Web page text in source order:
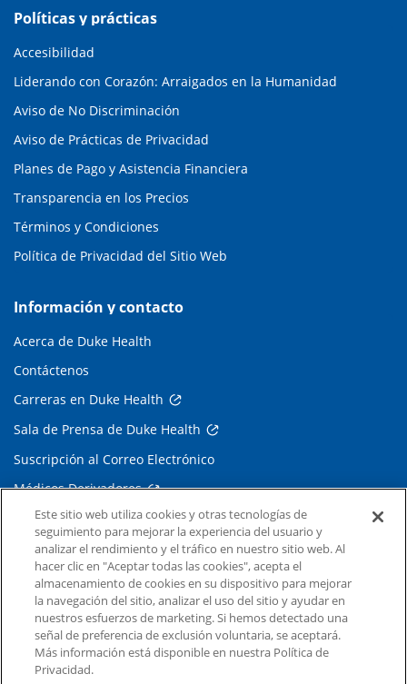
Políticas y prácticas
Accesibilidad
Liderando con Corazón: Arraigados en la Humanidad
Aviso de No Discriminación
Aviso de Prácticas de Privacidad
Planes de Pago y Asistencia Financiera
Transparencia en los Precios
Términos y Condiciones
Política de Privacidad del Sitio Web
Información y contacto
Acerca de Duke Health
Contáctenos
Carreras en Duke Health
Sala de Prensa de Duke Health
Suscripción al Correo Electrónico
Médicos Derivadores
Enlaces relacionados
Duke Cancer Institute
Duke Children's
Duke School of Medicine
Duke School of Nursing
Este sitio web utiliza cookies y otras tecnologías de
seguimiento para mejorar la experiencia del usuario y
analizar el rendimiento y el tráfico en nuestro sitio web. Al
hacer clic en "Aceptar todas las cookies", acepta el
almacenamiento de cookies en su dispositivo para mejorar
la navegación del sitio, analizar el uso del sitio y ayudar en
nuestros esfuerzos de marketing. Si hemos detectado una
señal de preferencia de exclusión voluntaria, se aceptará.
Más información está disponible en nuestra Política de
Privacidad.